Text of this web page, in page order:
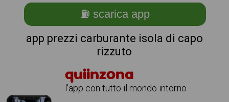
⛽ scarica app
app prezzi carburante isola di capo
rizzuto
quiinzona
l'app con tutto il mondo intorno